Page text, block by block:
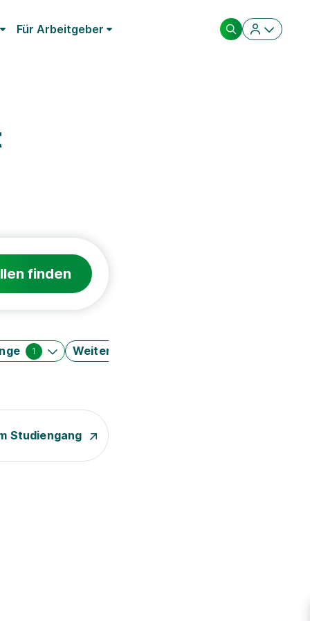
Für Arbeitgeber
finden
1 Weitere Filter
Studiengang